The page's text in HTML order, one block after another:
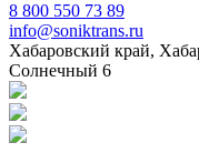
8 800 550 73 89
info@soniktrans.ru
Хабаровский край,
Солнечный 6